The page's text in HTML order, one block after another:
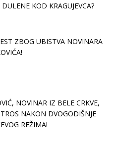
KOD KRAGUJEVCA?
ZBOG UBISTVA NOVINARA
NOVINAR IZ BELE CRKVE,
NAKON DVOGODIŠNJE
REŽIMA!